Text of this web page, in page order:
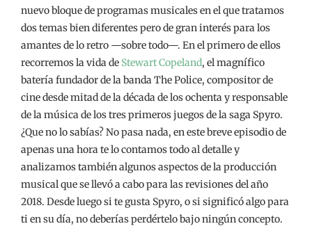
nuevo bloque de programas musicales en el que tratamos
dos temas bien diferentes pero de gran interés para los
amantes de lo retro —sobre todo—. En el primero de ellos
recorremos la vida de Stewart Copeland, el magnífico
batería fundador de la banda The Police, compositor de
cine desde mitad de la década de los ochenta y responsable
de la música de los tres primeros juegos de la saga Spyro.
¿Que no lo sabías? No pasa nada, en este breve episodio de
apenas una hora te lo contamos todo al detalle y
analizamos también algunos aspectos de la producción
musical que se llevó a cabo para las revisiones del año
2018. Desde luego si te gusta Spyro, o si significó algo para
ti en su día, no deberías perdértelo bajo ningún concepto.